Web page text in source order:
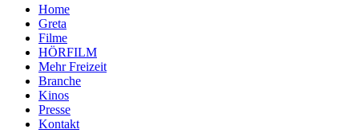
Home
Greta
Filme
HÖRFILM
Mehr Freizeit
Branche
Kinos
Presse
Kontakt